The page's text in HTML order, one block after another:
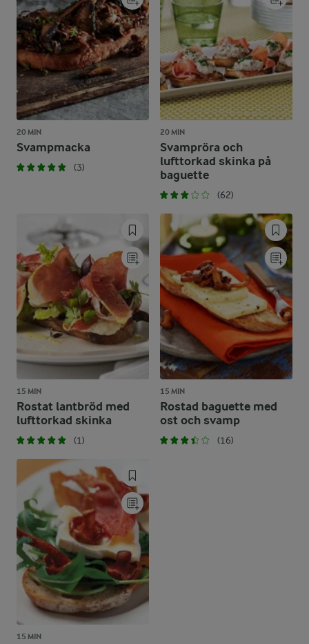
20 MIN
Svampmacka
(3)
20 MIN
Svampröra och
lufttorkad skinka på
baguette
(62)
15 MIN
Rostat lantbröd med
lufttorkad skinka
(1)
15 MIN
Rostad baguette med
ost och svamp
(16)
15 MIN